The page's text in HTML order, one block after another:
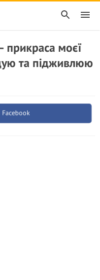
прикраса моєї
та підживлюю
Facebook